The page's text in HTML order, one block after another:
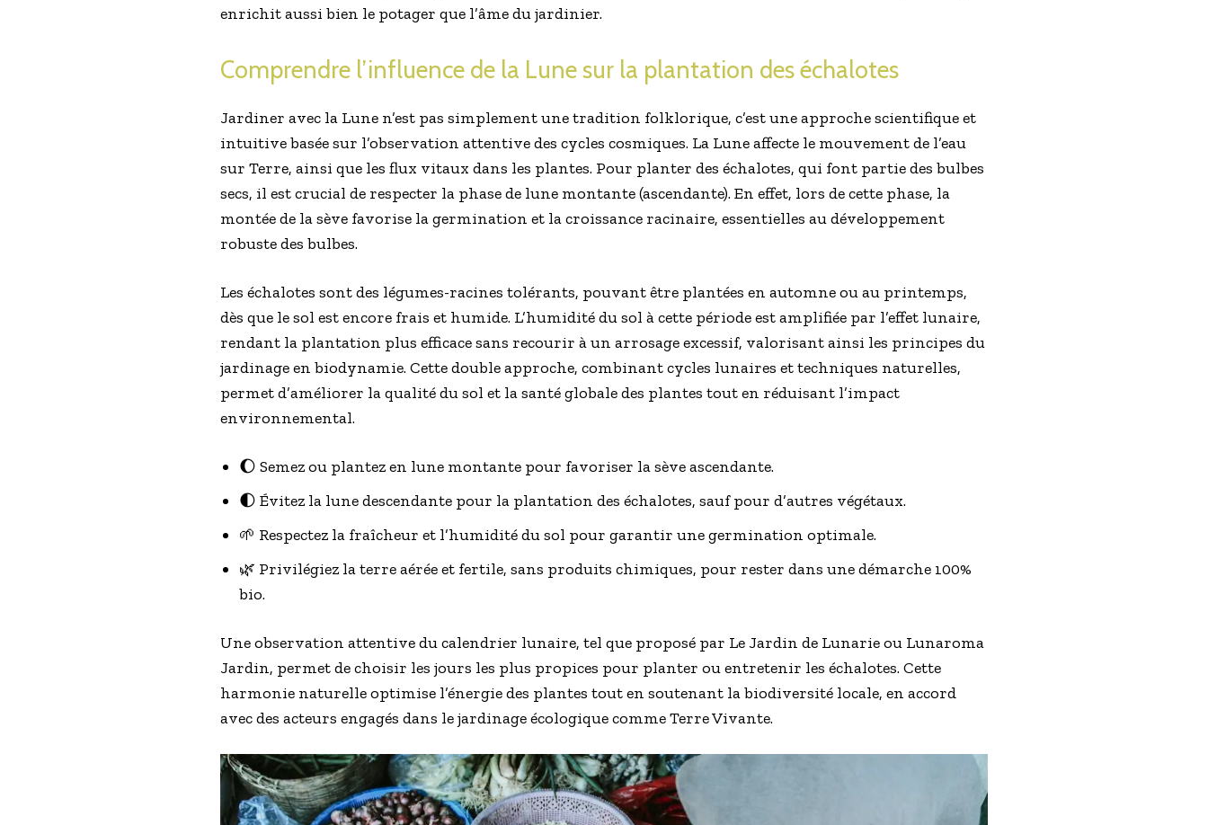
enrichit aussi bien le potager que l’âme du jardinier.
Comprendre l’influence de la Lune sur la plantation des échalotes
Jardiner avec la Lune n’est pas simplement une tradition folklorique, c’est une approche scientifique et
intuitive basée sur l’observation attentive des cycles cosmiques. La Lune affecte le mouvement de l’eau
sur Terre, ainsi que les flux vitaux dans les plantes. Pour planter des échalotes, qui font partie des bulbes
secs, il est crucial de respecter la phase de lune montante (ascendante). En effet, lors de cette phase, la
montée de la sève favorise la germination et la croissance racinaire, essentielles au développement
robuste des bulbes.
Les échalotes sont des légumes-racines tolérants, pouvant être plantées en automne ou au printemps,
dès que le sol est encore frais et humide. L’humidité du sol à cette période est amplifiée par l’effet lunaire,
rendant la plantation plus efficace sans recourir à un arrosage excessif, valorisant ainsi les principes du
jardinage en biodynamie. Cette double approche, combinant cycles lunaires et techniques naturelles,
permet d’améliorer la qualité du sol et la santé globale des plantes tout en réduisant l’impact
environnemental.
🌔 Semez ou plantez en lune montante pour favoriser la sève ascendante.
🌓 Évitez la lune descendante pour la plantation des échalotes, sauf pour d’autres végétaux.
🌱 Respectez la fraîcheur et l’humidité du sol pour garantir une germination optimale.
🌿 Privilégiez la terre aérée et fertile, sans produits chimiques, pour rester dans une démarche 100%
bio.
Une observation attentive du calendrier lunaire, tel que proposé par Le Jardin de Lunarie ou Lunaroma
Jardin, permet de choisir les jours les plus propices pour planter ou entretenir les échalotes. Cette
harmonie naturelle optimise l’énergie des plantes tout en soutenant la biodiversité locale, en accord
avec des acteurs engagés dans le jardinage écologique comme Terre Vivante.